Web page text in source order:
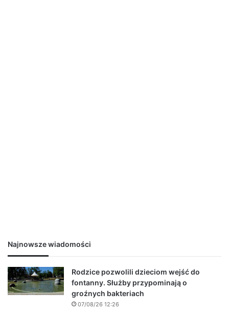
Najnowsze wiadomości
Rodzice pozwolili dzieciom wejść do
fontanny. Służby przypominają o
groźnych bakteriach
07/08/26 12:26